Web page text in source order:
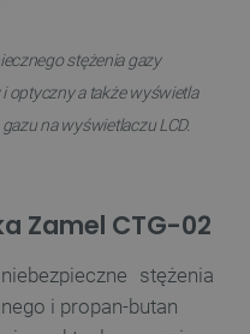
stężenia gazy
optyczny a także wyświetla
na wyświetlaczu LCD.
Zamel CTG-02
stężenia
i propan-butan